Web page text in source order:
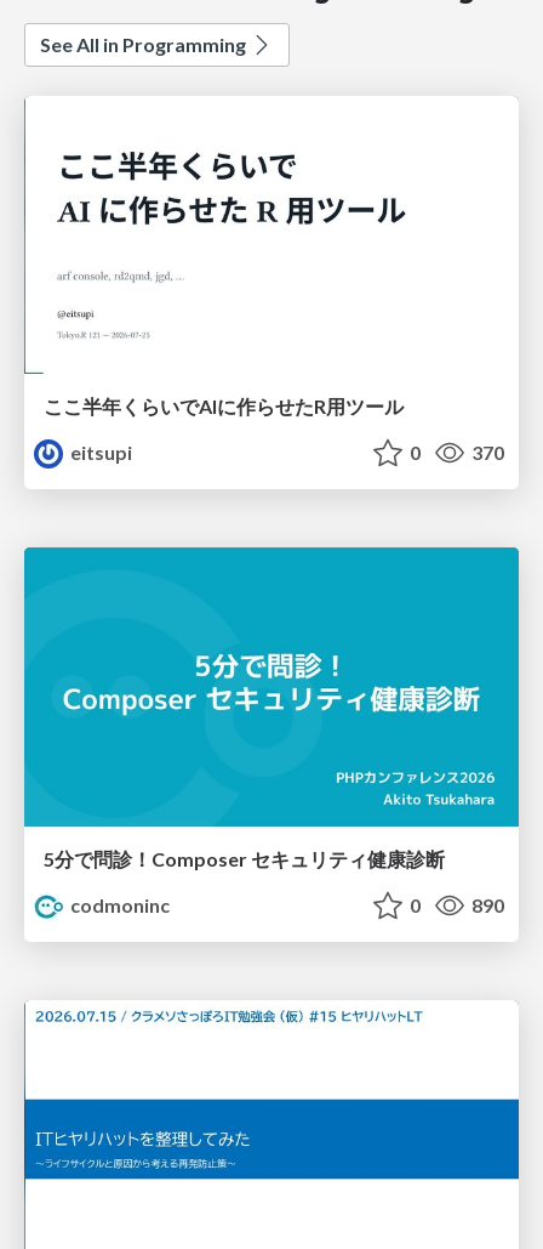
See All in Programming
ここ半年くらいでAIに作らせたR用ツール
eitsupi
0 370
5分で問診！Composer セキュリティ健康診断
codmoninc
0 890